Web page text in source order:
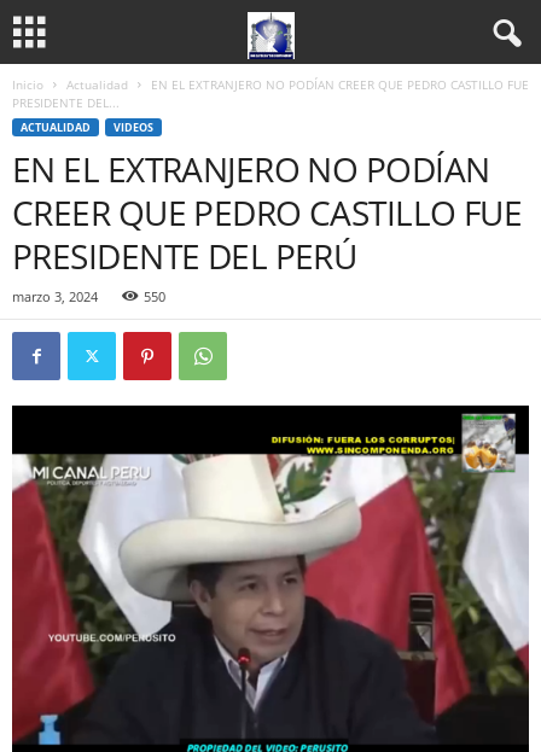
Inicio Actualidad
EN EL EXTRANJERO NO PODÍAN CREER QUE PEDRO CASTILLO FUE
PRESIDENTE DEL...
ACTUALIDAD VIDEOS
EN EL EXTRANJERO NO PODÍAN
CREER QUE PEDRO CASTILLO FUE
PRESIDENTE DEL PERÚ
marzo 3, 2024 550